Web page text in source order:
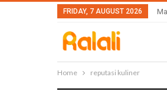
FRIDAY, 7 AUGUST 2026
Home reputasi kuliner